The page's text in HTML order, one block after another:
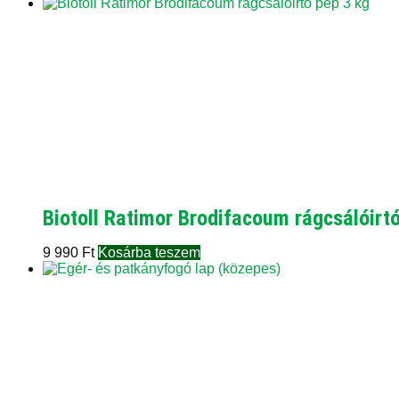
Biotoll Ratimor Brodifacoum
9 990 Ft Kosárba teszem